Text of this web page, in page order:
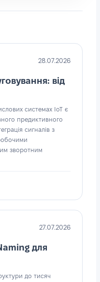
28.07.2026
від
системах IoT є
предиктивного
сигналів з
зворотним
27.07.2026
для
до тисяч